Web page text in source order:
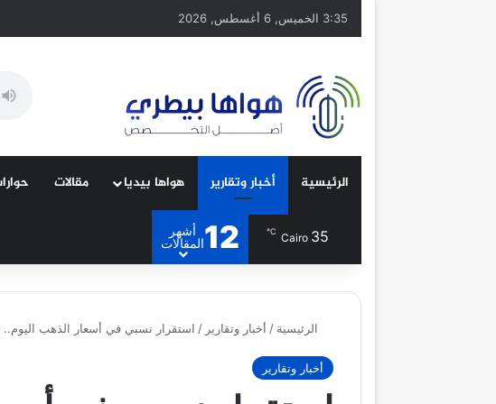
3:35 الخميس, 6 أغسطس, 2026
الرئيسية أخبار وتقارير هواها بيديا مقالات
Cairo 35
℃
12
أشهر
المقالات
الرئيسية / أخبار وتقارير / استقرار نسبي في أسعار الذهب اليوم.. وعيار 21 يسجل
أخبار وتقارير